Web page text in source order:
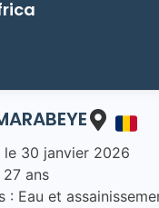
le 30 janvier 2026
ans
: Eau et